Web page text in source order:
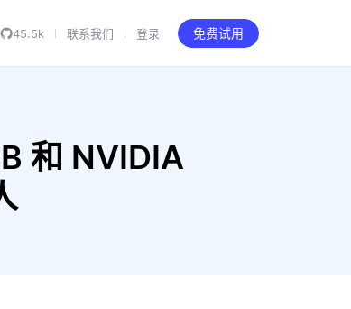
45.5k 联系我们 登录 免费试用
和 NVIDIA